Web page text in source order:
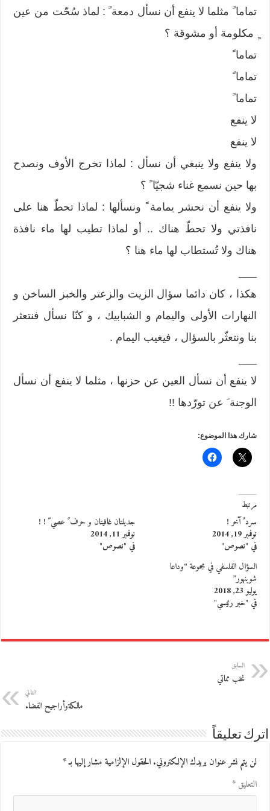
تماما ً مثلما لا ينفع أن نسأل دمعة ً : لماذ سُحّت من عين
ٍ مكلومة أو مشوقة ؟
تماما ً
تماما ً
تماما ً
لا ينفع
لا ينفع
ولا ينفع ولا ينبغي أن نسأل : لماذا تخرج الأوف ونصدح
بها حين نسمع غناء شجيّا ً ؟
ولا ينفع أن نحشر يمامة ً ونسألها : لماذا تحطّ هنا على
نافذتي ولا تحطّ هناك .. أو لماذا تطيب لها ماء نافذة
هناك ولا تُستطاب لها ماء هنا ؟
هكذا ، كان دائما سؤال الزيت والزعتر والخبز الساخن و
النهارات الأولى واليمام و الشبابيك ، و كنّا نسأل فنتعثر
بنا ونتعثّر بالسؤال ، فيغيب اليمام .
لا ينفع أن نسأل العين عن حزنها ، مثلما لا ينفع أن نسأل
الوجنة َ عن تورّدها !!
شارك هذا الموضوع:
مرتبط
سرد ٌ آخر !
نوفمبر 19, 2014
في "نصوص"
جديلتان غافيتان و حرف ٌ عصي ّ ! !
نوفمبر 11, 2014
في "نصوص"
السؤال الفلسفي في مجموعة “وداعا
شوبنهور”
يوليو 23, 2018
في "خبر رئيسي"
السابق
نخب مماتي
التالي
مالكةوأراجيح الفضاء
اترك تعليقاً
لن يتم نشر عنوان بريدك الإلكتروني.الحقول الإلزامية مشار إليها بـ*
التعليق*